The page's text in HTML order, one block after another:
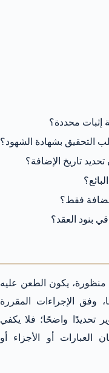
إثبات محددة؟
التحقيق بشهادة الشهود؟
تاريخ الإضافة؟
فقط؟
بنود العقد؟
منظورة، يكون الطعن عليه
وفق الإجراءات المقررة
تحديدًا واضحًا؛ فلا يكفي
العبارات أو الأجزاء أو